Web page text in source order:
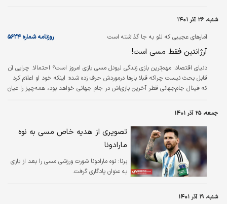
رقم ۹۹ درصد را ثبت کند و اقتصاددانان انتظار دارند که به زودی سه رقمی شود.
به عنوان قهرمانی رساند، میانگین تورم در آن…
شنبه، ۲۶ آذر ۱۴۰۱
آمارهای عجیبی که لئو به جا گذاشته است روزنامه شماره ۵۶۲۴
آرژانتین فقط مسی است!
دنياي اقتصاد: مهم‌ترین بازی زندگی لیونل مسی بازی امروز است؟ احتمالا. چرایی آن
قابل بحث نیست چراکه قبلا بارها درموردش حرف زده شده؛ اینکه خود او اعلام کرد
که فینال جام‌جهانی قطر آخرین بازی‌اش در جام جهانی خواهد بود، همه‌چیز را عیان
جهانی است و برای رسیدن به این مهم تمام توان خود را می‌گذارد. در واقع از سال
۱۹۸۶ و دیگو مارادونا، هیچ ملتی اندازه آرژانتین دوران مسی برای موفقیت روی یک
بازیکن تکیه نکرده بود.
جمعه، ۲۵ آذر ۱۴۰۱
تصویری از هدیه خاص مسی به نوه
مارادونا
برنا: نوه مارادونا شورت ورزشی مسی را بعد از بازی
به عنوان یادگاری گرفت.
شنبه، ۱۹ آذر ۱۴۰۱